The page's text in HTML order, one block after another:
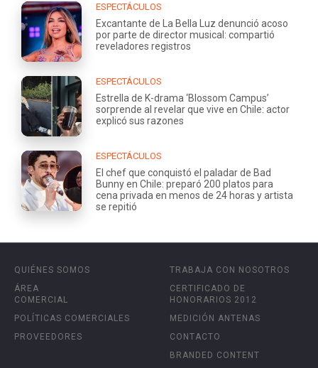
ESPECTÁCULOS
Excantante de La Bella Luz denunció acoso
por parte de director musical: compartió
reveladores registros
ESPECTÁCULOS
Estrella de K-drama ‘Blossom Campus’
sorprende al revelar que vive en Chile: actor
explicó sus razones
ESPECTÁCULOS
El chef que conquistó el paladar de Bad
Bunny en Chile: preparó 200 platos para
cena privada en menos de 24 horas y artista
se repitió
QUIÉNES SOMOS
ÁREA
COMERCIAL
POLÍTICAS COMERCIALES
PROVEEDORES
TRABAJA CON NOSOTROS
CERTIFICADO DE
HONORARIOS 2012
MEDICIÓN ANTENAS
CONTACTO
BRANDED CONTENT